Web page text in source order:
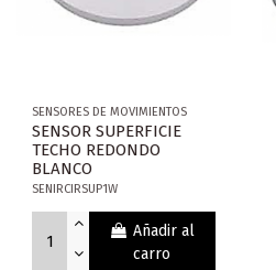
SENSORES DE MOVIMIENTOS
SENSOR SUPERFICIE
TECHO REDONDO
BLANCO
SENIRCIRSUP1W
Añadir al
carro